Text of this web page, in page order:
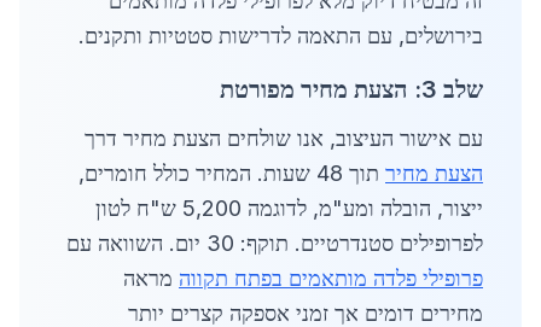
בירושלים, עם התאמה לדרישות סטטיות ותקנים.
שלב 3: הצעת מחיר מפורטת
עם אישור העיצוב, אנו שולחים הצעת מחיר דרך
הצעת מחיר
תוך 48 שעות. המחיר כולל חומרים,
ייצור, הובלה ומע"מ, לדוגמה 5,200 ש"ח לטון
לפרופילים סטנדרטיים. תוקף: 30 יום. השוואה עם
פרופילי פלדה מותאמים בפתח תקווה מראה
מחירים דומים אך זמני אספקה קצרים יותר